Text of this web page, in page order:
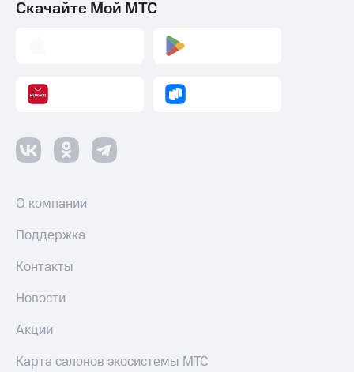
Скачайте Мой МТС
О компании
Поддержка
Контакты
Новости
Акции
Карта салонов экосистемы МТС